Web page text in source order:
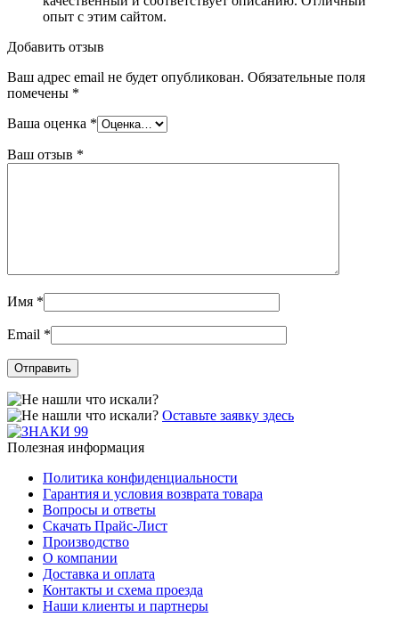
опыт с этим сайтом.
Добавить отзыв
Ваш адрес email не будет опубликован. Обязательные поля
помечены *
Ваша оценка *
Ваш отзыв *
Имя *
Email *
Оставьте заявку здесь
Полезная информация
Политика конфиденциальности
Гарантия и условия возврата товара
Вопросы и ответы
Скачать Прайс-Лист
Производство
О компании
Доставка и оплата
Контакты и схема проезда
Наши клиенты и партнеры